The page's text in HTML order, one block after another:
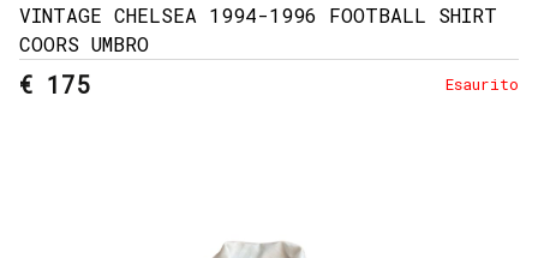
VINTAGE CHELSEA 1994-1996 FOOTBALL SHIRT
COORS UMBRO
€ 175 Esaurito